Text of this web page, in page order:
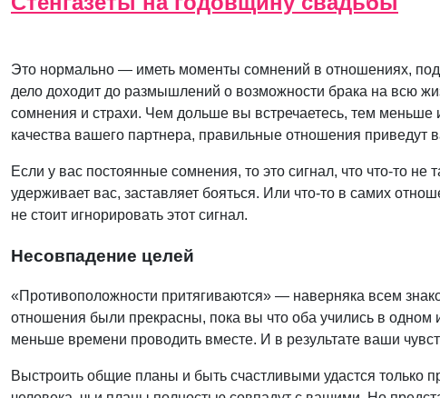
Это нормально — иметь моменты сомнений в отношениях,
дело доходит до размышлений о возможности брака на всю
сомнения и страхи. Чем дольше вы встречаетесь, тем меньше
качества вашего партнера, правильные отношения приведут
Если у вас постоянные сомнения, то это сигнал, что что-то
удерживает вас, заставляет бояться. Или что-то в самих
не стоит игнорировать этот сигнал.
Несовпадение целей
«Противоположности притягиваются» — наверняка всем
отношения были прекрасны, пока вы что оба учились в одном
меньше времени проводить вместе. И в результате ваши
Выстроить общие планы и быть счастливыми удастся только